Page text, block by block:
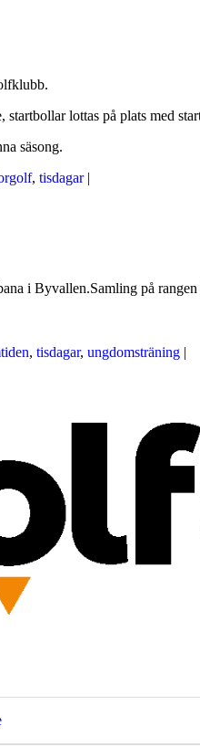
startbollar lottas på plats med
säsong.
, tisdagar |
i Byvallen.Samling på
, tisdagar, ungdomsträning |